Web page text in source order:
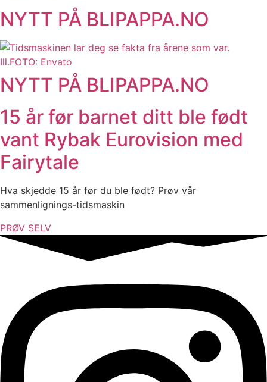
NYTT PÅ BLIPAPPA.NO
NYTT PÅ BLIPAPPA.NO
15 år før barnet ditt ble født
vant Rybak Eurovision med
Fairytale
Hva skjedde 15 år før du ble født? Prøv vår
sammenlignings-tidsmaskin
PRØV SELV